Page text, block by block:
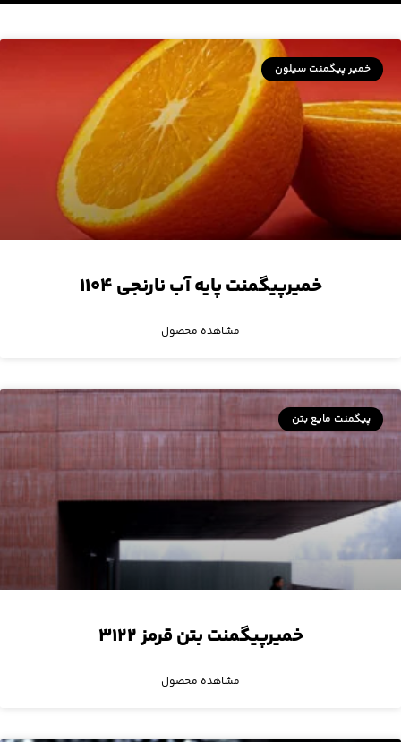
خمیر پیگمنت سیلون
خمیرپیگمنت پایه آب نارنجی ۱۱۰۴
مشاهده محصول
پیگمنت مایع بتن
خمیرپیگمنت بتن قرمز ۳۱۲۲
مشاهده محصول